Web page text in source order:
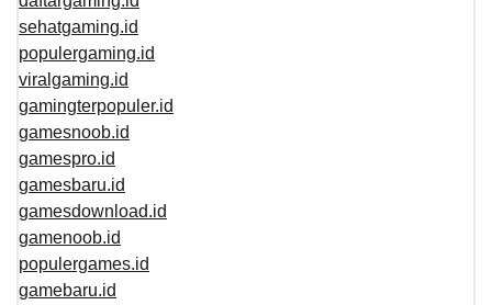
sehatgaming.id
populergaming.id
viralgaming.id
gamingterpopuler.id
gamesnoob.id
gamespro.id
gamesbaru.id
gamesdownload.id
gamenoob.id
populergames.id
gamebaru.id